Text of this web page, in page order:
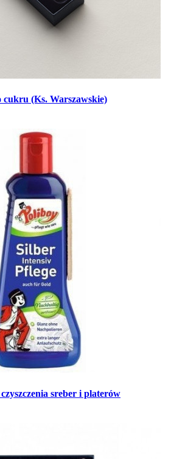
cukru (Ks. Warszawskie)
sreber i platerów